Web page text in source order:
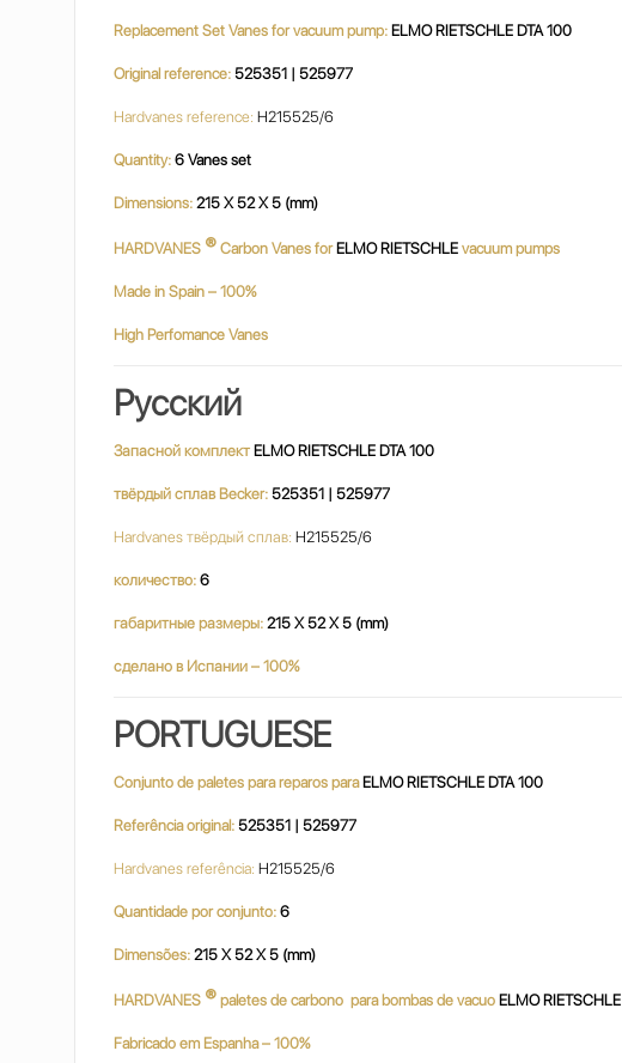
Replacement Set Vanes for vacuum pump: ELMO RIETSCHLE DTA 100
Original reference: 525351 | 525977
Hardvanes reference: H215525/6
Quantity:6 Vanes set
Dimensions: 215 X 52 X 5 (mm)
HARDVANES ®Carbon Vanes for ELMO RIETSCHLEvacuum pumps
Made in Spain – 100%
High Perfomance Vanes
Русский
Запасной комплект ELMO RIETSCHLE DTA 100
твёрдый сплав Becker: 525351 | 525977
Hardvanes твёрдый сплав: H215525/6
количество: 6
габаритные размеры: 215 X 52 X 5 (mm)
сделано в Испании – 100%
PORTUGUESE
Conjunto de paletes para reparos para ELMO RIETSCHLE DTA 100
Referência original: 525351 | 525977
Hardvanes referência: H215525/6
Quantidade por conjunto:6
Dimensões: 215 X 52 X 5 (mm)
HARDVANES ®paletes de carbono para bombas de vacuo ELMO RIETSCHLE
Fabricado em Espanha – 100%